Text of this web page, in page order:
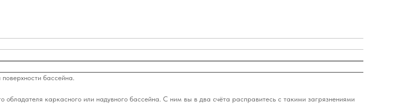
бассейна.
каркасного или надувного бассейна. С ним вы в два счёта расправитесь с такими загрязнениями